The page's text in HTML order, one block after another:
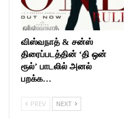
விஸ்வநாத் & சன்ஸ்
திரைப்படத்தின் ‘தி ஒன்
ரூல்’ பாடலில் அனல்
பறக்க…
PREV NEXT